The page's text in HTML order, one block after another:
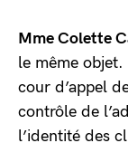
Mme Colette
le même
cour d’appel
contrôle de
l’identité des